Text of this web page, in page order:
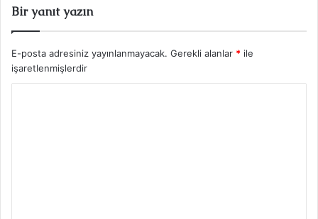
Bir yanıt yazın
E-posta adresiniz yayınlanmayacak. Gerekli alanlar * ile
işaretlenmişlerdir